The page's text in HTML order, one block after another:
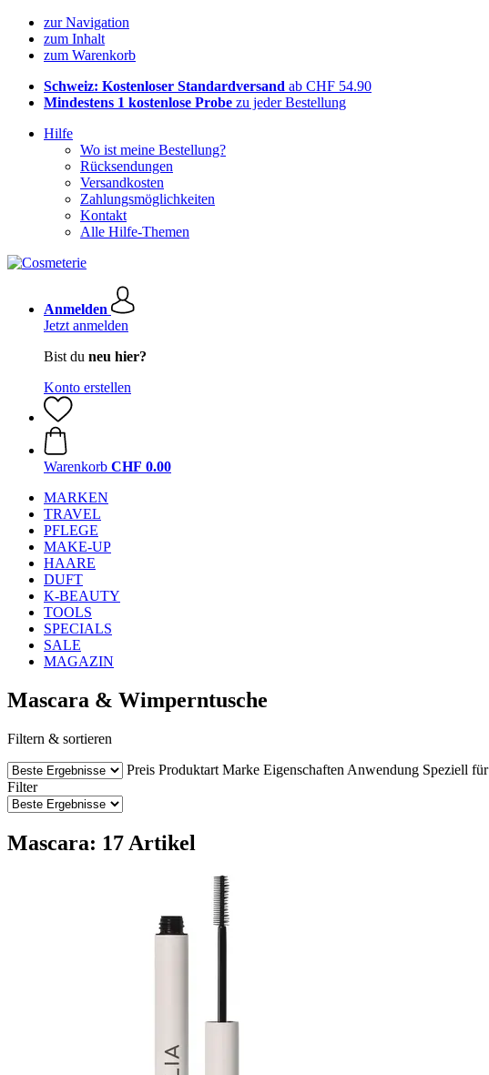
zur Navigation
zum Inhalt
zum Warenkorb
Schweiz: Kostenloser Standardversand ab CHF 54.90
Mindestens 1 kostenlose Probe zu jeder Bestellung
Hilfe
Wo ist meine Bestellung?
Rücksendungen
Versandkosten
Zahlungsmöglichkeiten
Kontakt
Alle Hilfe-Themen
Anmelden
Jetzt anmelden
Bist du neu hier?
Konto erstellen
Warenkorb CHF 0.00
MARKEN
TRAVEL
PFLEGE
MAKE-UP
HAARE
DUFT
K-BEAUTY
TOOLS
SPECIALS
SALE
MAGAZIN
Mascara & Wimperntusche
Filtern & sortieren
Preis Produktart Marke Eigenschaften Anwendung Speziell für
Filter
Mascara: 17 Artikel